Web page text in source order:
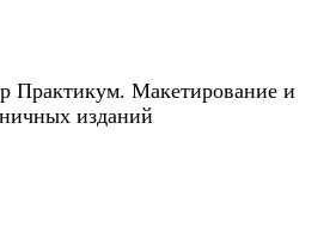
Практикум. Макетирование и
изданий